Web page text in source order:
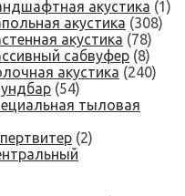
акустика (1)
акустика (308)
акустика (78)
сабвуфер (8)
акустика (240)
(54)
тыловая
(2)